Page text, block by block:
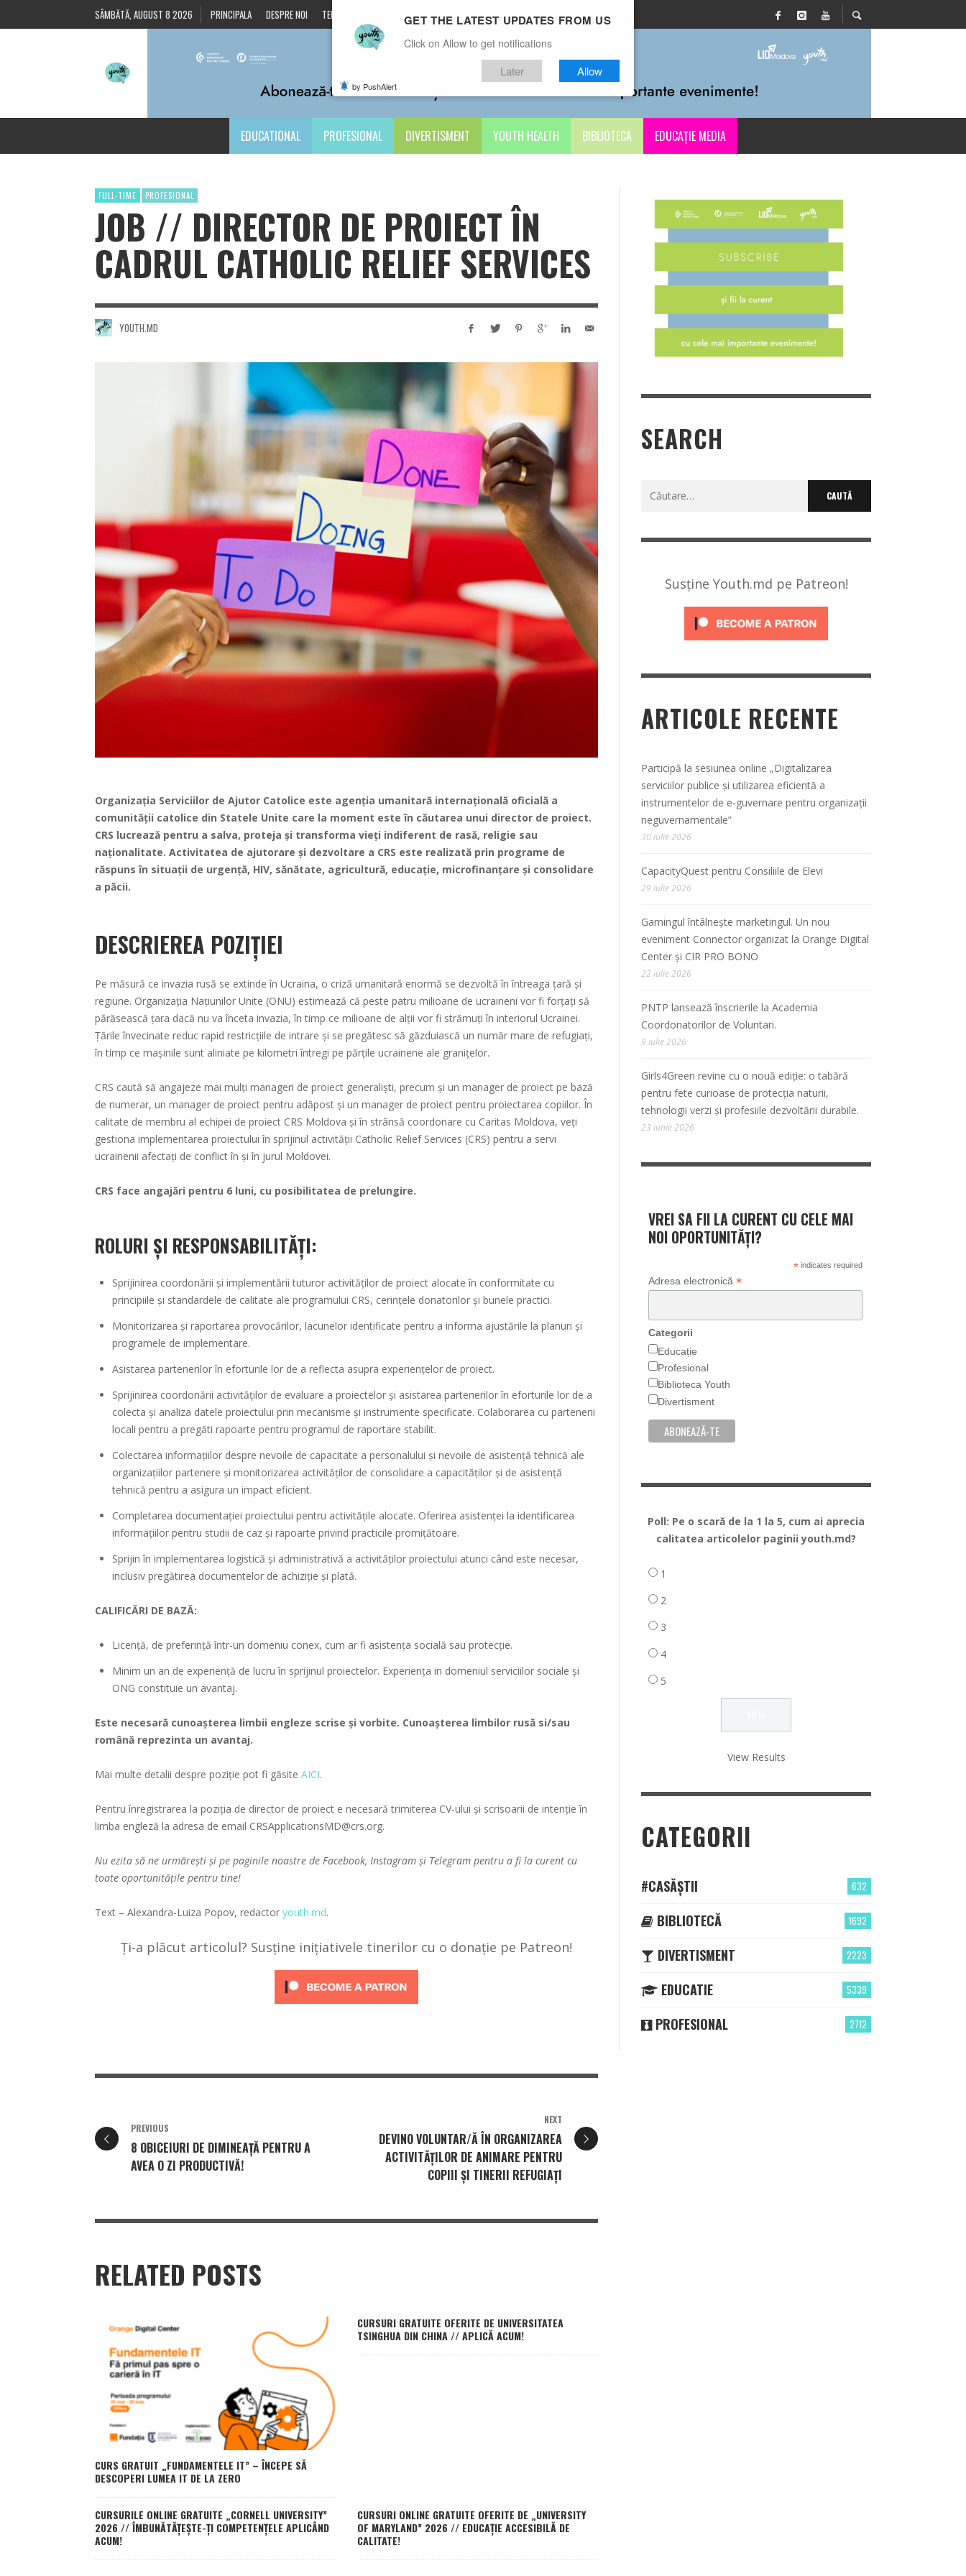
SÂMBĂTĂ, AUGUST 8 2026 PRINCIPALA DESPRE NOI TERMENI ȘI CONDIȚII CONTACTE
EDUCATIONAL PROFESIONAL DIVERTISMENT YOUTH HEALTH BIBLIOTECA EDUCAȚIE MEDIA
FULL-TIME PROFESIONAL
JOB // DIRECTOR DE PROIECT ÎN
CADRUL CATHOLIC RELIEF SERVICES
YOUTH.MD
Organizația Serviciilor de Ajutor Catolice este agenția umanitară internațională oficială a
comunității catolice din Statele Unite care la moment este în căutarea unui director de proiect.
CRS lucrează pentru a salva, proteja și transforma vieți indiferent de rasă, religie sau
naționalitate. Activitatea de ajutorare și dezvoltare a CRS este realizată prin programe de
răspuns în situații de urgență, HIV, sănătate, agricultură, educație, microfinanțare și consolidare
a păcii.
DESCRIEREA POZIȚIEI
Pe măsură ce invazia rusă se extinde în Ucraina, o criză umanitară enormă se dezvoltă în întreaga țară și
regiune. Organizația Națiunilor Unite (ONU) estimează că peste patru milioane de ucraineni vor fi forțați să
părăsească țara dacă nu va înceta invazia, în timp ce milioane de alții vor fi strămuți în interiorul Ucrainei.
Țările învecinate reduc rapid restricțiile de intrare și se pregătesc să găzduiască un număr mare de refugiați,
în timp ce mașinile sunt aliniate pe kilometri întregi pe părțile ucrainene ale granițelor.
CRS caută să angajeze mai mulți manageri de proiect generaliști, precum și un manager de proiect pe bază
de numerar, un manager de proiect pentru adăpost și un manager de proiect pentru proiectarea copiilor. În
calitate de membru al echipei de proiect CRS Moldova și în strânsă coordonare cu Caritas Moldova, veți
gestiona implementarea proiectului în sprijinul activității Catholic Relief Services (CRS) pentru a servi
ucrainenii afectați de conflict în și în jurul Moldovei.
CRS face angajări pentru 6 luni, cu posibilitatea de prelungire.
ROLURI ȘI RESPONSABILITĂȚI:
Sprijinirea coordonării și implementării tuturor activităților de proiect alocate în conformitate cu
principiile și standardele de calitate ale programului CRS, cerințele donatorilor și bunele practici.
Monitorizarea și raportarea provocărilor, lacunelor identificate pentru a informa ajustările la planuri și
programele de implementare.
Asistarea partenerilor în eforturile lor de a reflecta asupra experiențelor de proiect.
Sprijinirea coordonării activităților de evaluare a proiectelor și asistarea partenerilor în eforturile lor de a
colecta și analiza datele proiectului prin mecanisme și instrumente specificate. Colaborarea cu partenerii
locali pentru a pregăti rapoarte pentru programul de raportare stabilit.
Colectarea informațiilor despre nevoile de capacitate a personalului și nevoile de asistență tehnică ale
organizațiilor partenere și monitorizarea activităților de consolidare a capacităților și de asistență
tehnică pentru a asigura un impact eficient.
Completarea documentației proiectului pentru activitățile alocate. Oferirea asistenței la identificarea
informațiilor pentru studii de caz și rapoarte privind practicile promițătoare.
Sprijin în implementarea logistică și administrativă a activităților proiectului atunci când este necesar,
inclusiv pregătirea documentelor de achiziție și plată.
CALIFICĂRI DE BAZĂ:
Licență, de preferință într-un domeniu conex, cum ar fi asistența socială sau protecție.
Minim un an de experiență de lucru în sprijinul proiectelor. Experiența in domeniul serviciilor sociale și
ONG constituie un avantaj.
Este necesară cunoașterea limbii engleze scrise și vorbite. Cunoașterea limbilor rusă si/sau
română reprezinta un avantaj.
Mai multe detalii despre poziție pot fi găsite AICI.
Pentru înregistrarea la poziția de director de proiect e necesară trimiterea CV-ului și scrisoarii de intenție în
limba engleză la adresa de email CRSApplicationsMD@crs.org.
Nu ezita să ne urmărești și pe paginile noastre de Facebook, Instagram și Telegram pentru a fi la curent cu
toate oportunitățile pentru tine!
Text – Alexandra-Luiza Popov, redactor youth.md.
Ți-a plăcut articolul? Susține inițiativele tinerilor cu o donație pe Patreon!
PREVIOUS
8 OBICEIURI DE DIMINEAȚĂ PENTRU A
AVEA O ZI PRODUCTIVĂ!
NEXT
DEVINO VOLUNTAR/Ă ÎN ORGANIZAREA
ACTIVITĂȚILOR DE ANIMARE PENTRU
COPIII ȘI TINERII REFUGIAȚI
RELATED POSTS
CURS GRATUIT „FUNDAMENTELE IT” – ÎNCEPE SĂ
DESCOPERI LUMEA IT DE LA ZERO
CURSURI GRATUITE OFERITE DE UNIVERSITATEA
TSINGHUA DIN CHINA // APLICĂ ACUM!
CURSURILE ONLINE GRATUITE „CORNELL UNIVERSITY”
2026 // ÎMBUNĂTĂȚEȘTE-ȚI COMPETENȚELE APLICÂND
ACUM!
CURSURI ONLINE GRATUITE OFERITE DE „UNIVERSITY
OF MARYLAND” 2026 // EDUCAȚIE ACCESIBILĂ DE
CALITATE!
SEARCH
Caută
Susține Youth.md pe Patreon!
ARTICOLE RECENTE
Participă la sesiunea online „Digitalizarea
serviciilor publice și utilizarea eficientă a
instrumentelor de e-guvernare pentru organizații
neguvernamentale”
30 iulie 2026
CapacityQuest pentru Consiliile de Elevi
29 iulie 2026
Gamingul întâlnește marketingul. Un nou
eveniment Connector organizat la Orange Digital
Center și CIR PRO BONO
22 iulie 2026
PNTP lansează înscrierile la Academia
Coordonatorilor de Voluntari.
9 iulie 2026
Girls4Green revine cu o nouă ediție: o tabără
pentru fete curioase de protecția naturii,
tehnologii verzi și profesiile dezvoltării durabile.
23 iunie 2026
VREI SA FII LA CURENT CU CELE MAI
NOI OPORTUNITĂȚI?
*indicates required
Adresa electronică *
Categorii
Educație
Profesional
Biblioteca Youth
Divertisment
Poll: Pe o scară de la 1 la 5, cum ai aprecia
calitatea articolelor paginii youth.md?
1
2
3
4
5
View Results
CATEGORII
632
#CASĂȘTII
1692
BIBLIOTECĂ
2223
DIVERTISMENT
5339
EDUCATIE
2712
PROFESIONAL
GET THE LATEST UPDATES FROM US
Click on Allow to get notifications
Later Allow
by PushAlert